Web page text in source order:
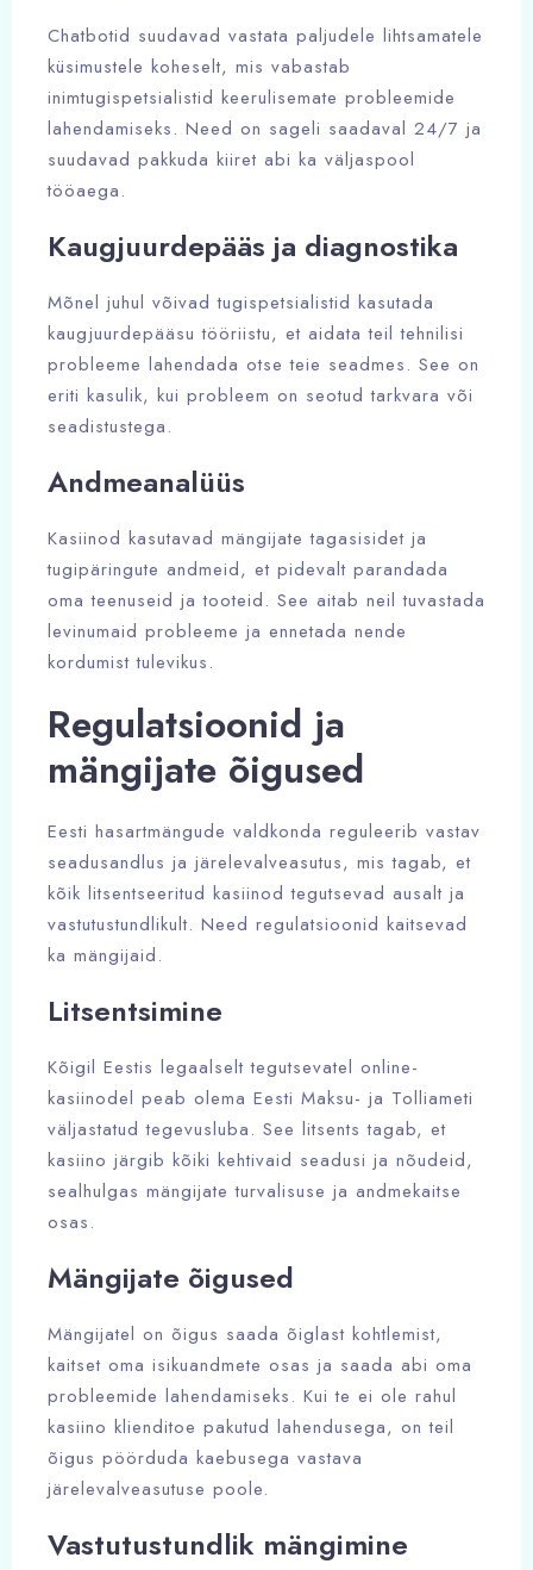
Chatbotid suudavad vastata paljudele lihtsamatele
küsimustele koheselt, mis vabastab
inimtugispetsialistid keerulisemate probleemide
lahendamiseks. Need on sageli saadaval 24/7 ja
suudavad pakkuda kiiret abi ka väljaspool
tööaega.
Kaugjuurdepääs ja diagnostika
Mõnel juhul võivad tugispetsialistid kasutada
kaugjuurdepääsu tööriistu, et aidata teil tehnilisi
probleeme lahendada otse teie seadmes. See on
eriti kasulik, kui probleem on seotud tarkvara või
seadistustega.
Andmeanalüüs
Kasiinod kasutavad mängijate tagasisidet ja
tugipäringute andmeid, et pidevalt parandada
oma teenuseid ja tooteid. See aitab neil tuvastada
levinumaid probleeme ja ennetada nende
kordumist tulevikus.
Regulatsioonid ja
mängijate õigused
Eesti hasartmängude valdkonda reguleerib vastav
seadusandlus ja järelevalveasutus, mis tagab, et
kõik litsentseeritud kasiinod tegutsevad ausalt ja
vastutustundlikult. Need regulatsioonid kaitsevad
ka mängijaid.
Litsentsimine
Kõigil Eestis legaalselt tegutsevatel online-
kasiinodel peab olema Eesti Maksu- ja Tolliameti
väljastatud tegevusluba. See litsents tagab, et
kasiino järgib kõiki kehtivaid seadusi ja nõudeid,
sealhulgas mängijate turvalisuse ja andmekaitse
osas.
Mängijate õigused
Mängijatel on õigus saada õiglast kohtlemist,
kaitset oma isikuandmete osas ja saada abi oma
probleemide lahendamiseks. Kui te ei ole rahul
kasiino klienditoe pakutud lahendusega, on teil
õigus pöörduda kaebusega vastava
järelevalveasutuse poole.
Vastutustundlik mängimine